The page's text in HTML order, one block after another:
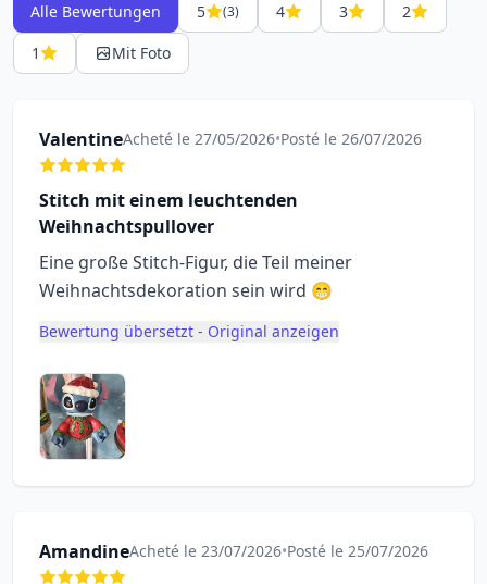
Alle Bewertungen 5 (3) 4 3
2
1
Mit Foto
ValentineAcheté le 27/05/2026•Posté le 26/07/2026
Stitch mit einem leuchtenden
Weihnachtspullover
Eine große Stitch-Figur, die Teil meiner
Weihnachtsdekoration sein wird 😁
Bewertung übersetzt - Original anzeigen
AmandineAcheté le 23/07/2026•Posté le 25/07/2026